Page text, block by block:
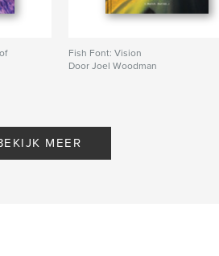
Fish Font: Vision
Door Joel Woodman
MEER